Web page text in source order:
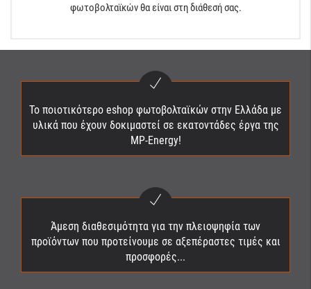
φωτοβολταϊκών θα είναι στη διάθεσή σας.
Το ποιοτικότερο eshop φωτοβολταϊκών στην Ελλάδα με
υλικά που έχουν δοκιμαστεί σε εκατοντάδες έργα της
MP-Energy!
Άμεση διαθεσιμότητα για την πλειοψηφία των
προϊόντων που προτείνουμε σε αξεπέραστες τιμές και
προσφορές...